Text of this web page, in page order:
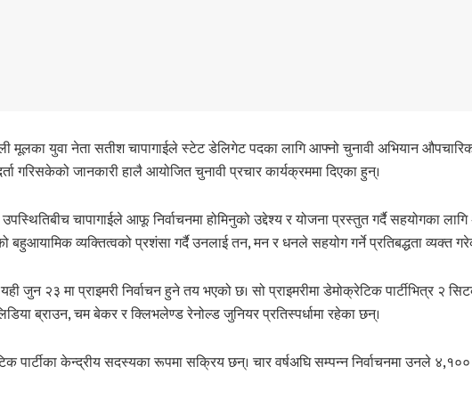
मूलका युवा नेता सतीश चापागाईले स्टेट डेलिगेट पदका लागि आफ्नो चुनावी अभियान
गरिसकेको जानकारी हालै आयोजित चुनावी प्रचार कार्यक्रममा दिएका हुन्।
चापागाईले आफू निर्वाचनमा होमिनुको उद्देश्य र योजना प्रस्तुत गर्दै सहयोगका
बहुआयामिक व्यक्तित्वको प्रशंसा गर्दै उनलाई तन, मन र धनले सहयोग गर्ने प्रतिबद्धता व्यक्त
जुन २३ मा प्राइमरी निर्वाचन हुने तय भएको छ। सो प्राइमरीमा डेमोक्रेटिक पार्टीभित्र २
ब्राउन, चम बेकर र क्लिभलेण्ड रेनोल्ड जुनियर प्रतिस्पर्धामा रहेका छन्।
पार्टीका केन्द्रीय सदस्यका रूपमा सक्रिय छन्। चार वर्षअघि सम्पन्न निर्वाचनमा उनले ४,१००